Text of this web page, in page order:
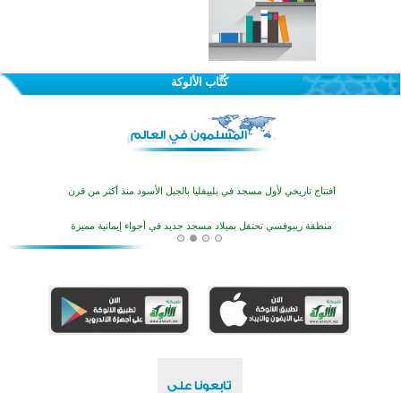
كُتَّاب الألوكة
تيسليتش تختتم برنامجا تعليميا لتعزيز القيم وبناء الشخصية للشباب المسلمين
افتتاح تاريخي لأول مسجد في بلييفليا بالجبل الأسود منذ أكثر من قرن
القرآن والتربية في صدارة البرامج الصيفية للمسلمين في بينزا وساراتوف وموردوفيا هذا العام
تيسليتش تختتم برنامجا تعليميا لتعزيز القيم وبناء الشخصية للشباب المسلمين